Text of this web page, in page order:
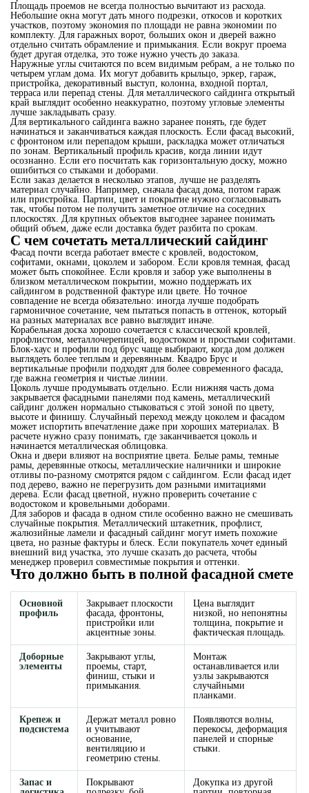
Площадь проемов не всегда полностью вычитают из расхода.
Небольшие окна могут дать много подрезки, откосов и коротких
участков, поэтому экономия по площади не равна экономии по
комплекту. Для гаражных ворот, больших окон и дверей важно
отдельно считать обрамление и примыкания. Если вокруг проема
будет другая отделка, это тоже нужно учесть до заказа.
Наружные углы считаются по всем видимым ребрам, а не только по
четырем углам дома. Их могут добавить крыльцо, эркер, гараж,
пристройка, декоративный выступ, колонна, входной портал,
терраса или перепад стены. Для металлического сайдинга открытый
край выглядит особенно неаккуратно, поэтому угловые элементы
лучше закладывать сразу.
Для вертикального сайдинга важно заранее понять, где будет
начинаться и заканчиваться каждая плоскость. Если фасад высокий,
с фронтоном или перепадом крыши, раскладка может отличаться
по зонам. Вертикальный профиль красив, когда линии идут
осознанно. Если его посчитать как горизонтальную доску, можно
ошибиться со стыками и доборами.
Если заказ делается в несколько этапов, лучше не разделять
материал случайно. Например, сначала фасад дома, потом гараж
или пристройка. Партии, цвет и покрытие нужно согласовывать
так, чтобы потом не получить заметное отличие на соседних
плоскостях. Для крупных объектов выгоднее заранее понимать
общий объем, даже если доставка будет разбита по срокам.
С чем сочетать металлический сайдинг
Фасад почти всегда работает вместе с кровлей, водостоком,
софитами, окнами, цоколем и забором. Если кровля темная, фасад
может быть спокойнее. Если кровля и забор уже выполнены в
близком металлическом покрытии, можно поддержать их
сайдингом в родственной фактуре или цвете. Но точное
совпадение не всегда обязательно: иногда лучше подобрать
гармоничное сочетание, чем пытаться попасть в оттенок, который
на разных материалах все равно выглядит иначе.
Корабельная доска хорошо сочетается с классической кровлей,
профлистом, металлочерепицей, водостоком и простыми софитами.
Блок-хаус и профили под брус чаще выбирают, когда дом должен
выглядеть более теплым и деревянным. Квадро Брус и
вертикальные профили подходят для более современного фасада,
где важна геометрия и чистые линии.
Цоколь лучше продумывать отдельно. Если нижняя часть дома
закрывается фасадными панелями под камень, металлический
сайдинг должен нормально стыковаться с этой зоной по цвету,
высоте и финишу. Случайный переход между цоколем и фасадом
может испортить впечатление даже при хороших материалах. В
расчете нужно сразу понимать, где заканчивается цоколь и
начинается металлическая облицовка.
Окна и двери влияют на восприятие цвета. Белые рамы, темные
рамы, деревянные откосы, металлические наличники и широкие
отливы по-разному смотрятся рядом с сайдингом. Если фасад идет
под дерево, важно не перегрузить дом разными имитациями
дерева. Если фасад цветной, нужно проверить сочетание с
водостоком и кровельными доборами.
Для заборов и фасада в одном стиле особенно важно не смешивать
случайные покрытия. Металлический штакетник, профлист,
жалюзийные ламели и фасадный сайдинг могут иметь похожие
цвета, но разные фактуры и блеск. Если покупатель хочет единый
внешний вид участка, это лучше сказать до расчета, чтобы
менеджер проверил совместимые покрытия и оттенки.
Что должно быть в полной фасадной смете
Основной
профиль
Закрывает плоскости
фасада, фронтоны,
пристройки или
акцентные зоны.
Цена выглядит
низкой, но непонятны
толщина, покрытие и
фактическая площадь.
Доборные
элементы
Закрывают углы,
проемы, старт,
финиш, стыки и
примыкания.
Монтаж
останавливается или
узлы закрываются
случайными
планками.
Крепеж и
подсистема
Держат металл ровно
и учитывают
основание,
вентиляцию и
геометрию стены.
Появляются волны,
перекосы, деформация
панелей и спорные
стыки.
Запас и
Покрывают
Докупка из другой